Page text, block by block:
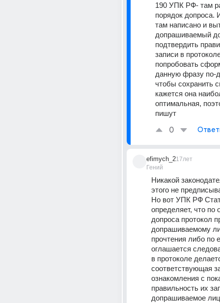
190 УПК РФ- там
порядок допроса.
там написано и
допрашиваемый
подтвердить
записи в
попробовать
данную фразу по-
чтобы сохранить
кажется она
оптимальная,
пишут
0
efimych_2
Гений
17лет
Никакой
этого не
Но вот УПК РФ
определяет, что по
допроса протокол
допрашиваемому
прочтения либо по
оглашается
в протоколе
соответствующая
ознакомления с
правильность их
допрашиваемое